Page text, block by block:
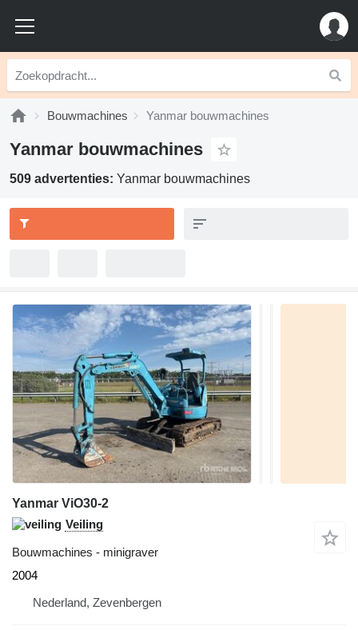
Bouwmachines Yanmar bouwmachines
Yanmar bouwmachines
509 advertenties: Yanmar bouwmachines
Yanmar ViO30-2
Veiling
Bouwmachines - minigraver
2004
Nederland, Zevenbergen